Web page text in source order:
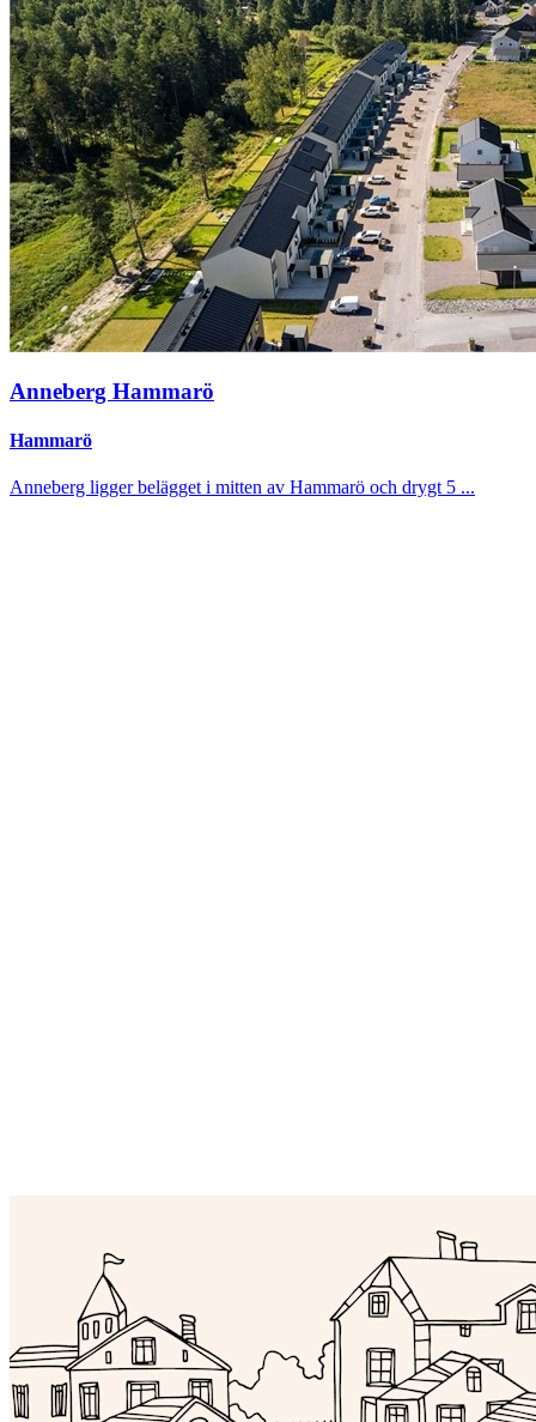
Anneberg Hammarö
Hammarö
Anneberg ligger belägget i mitten av Hammarö och drygt 5 ...